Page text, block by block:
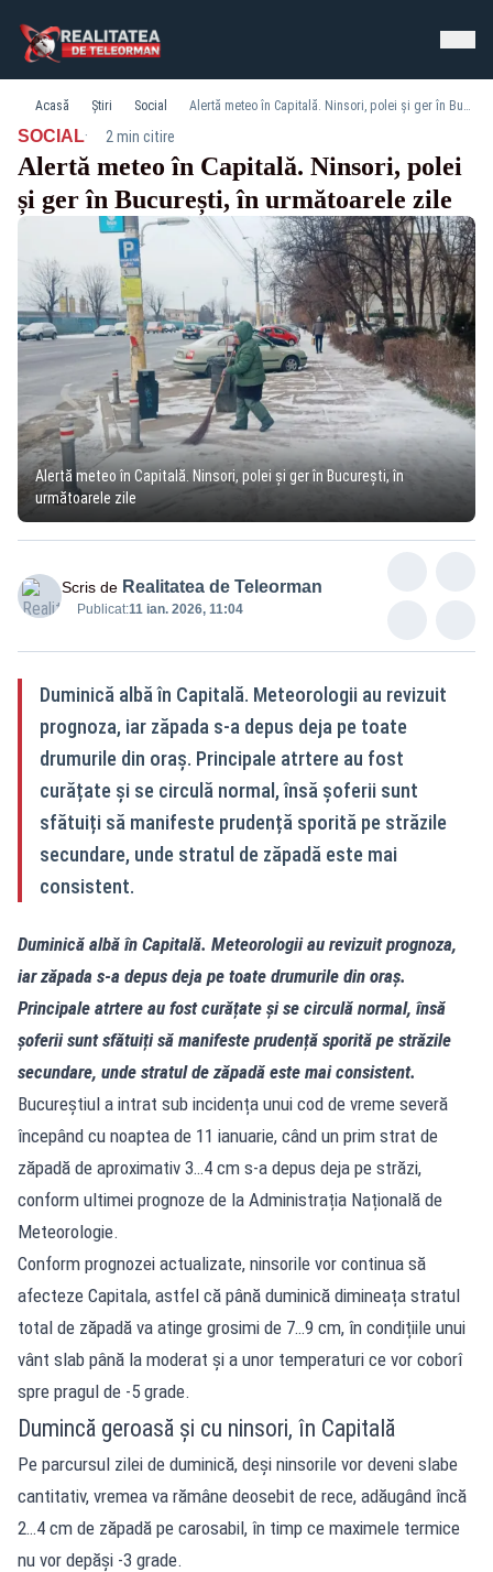
Acasă Știri Social Alertă meteo în Capitală. Ninsori, polei și ger în București, în următoarele zile
SOCIAL· 2 min citire
Alertă meteo în Capitală. Ninsori, polei
și ger în București, în următoarele zile
Alertă meteo în Capitală. Ninsori, polei și ger în București, în
următoarele zile
Scris de Realitatea de Teleorman
Publicat:11 ian. 2026, 11:04
Duminică albă în Capitală. Meteorologii au revizuit
prognoza, iar zăpada s-a depus deja pe toate
drumurile din oraș. Principale atrtere au fost
curățate și se circulă normal, însă șoferii sunt
sfătuiți să manifeste prudență sporită pe străzile
secundare, unde stratul de zăpadă este mai
consistent.
Duminică albă în Capitală. Meteorologii au revizuit prognoza,
iar zăpada s-a depus deja pe toate drumurile din oraș.
Principale atrtere au fost curățate și se circulă normal, însă
șoferii sunt sfătuiți să manifeste prudență sporită pe străzile
secundare, unde stratul de zăpadă este mai consistent.
Bucureștiul a intrat sub incidența unui cod de vreme severă
începând cu noaptea de 11 ianuarie, când un prim strat de
zăpadă de aproximativ 3…4 cm s-a depus deja pe străzi,
conform ultimei prognoze de la Administrația Națională de
Meteorologie.
Conform prognozei actualizate, ninsorile vor continua să
afecteze Capitala, astfel că până duminică dimineața stratul
total de zăpadă va atinge grosimi de 7…9 cm, în condițiile unui
vânt slab până la moderat și a unor temperaturi ce vor coborî
spre pragul de -5 grade.
Dumincă geroasă și cu ninsori, în Capitală
Pe parcursul zilei de duminică, deși ninsorile vor deveni slabe
cantitativ, vremea va rămâne deosebit de rece, adăugând încă
2…4 cm de zăpadă pe carosabil, în timp ce maximele termice
nu vor depăși -3 grade.